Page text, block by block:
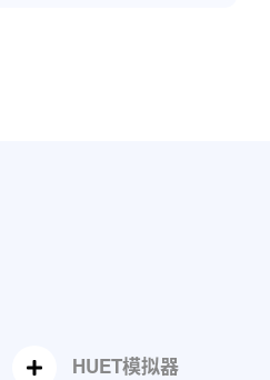
HUET模拟器